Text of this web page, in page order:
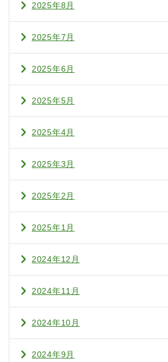
2025年8月
2025年7月
2025年6月
2025年5月
2025年4月
2025年3月
2025年2月
2025年1月
2024年12月
2024年11月
2024年10月
2024年9月